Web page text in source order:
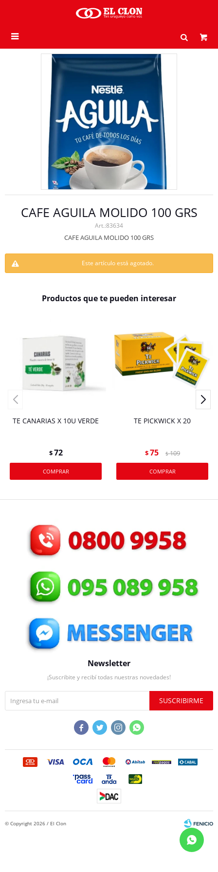

CAFE AGUILA MOLIDO 100 GRS
83634
CAFE AGUILA MOLIDO 100 GRS
Este artículo está agotado.
Productos que te pueden interesar
TE CANARIAS X 10U VERDE
$72
TE PICKWICK X 20
$75 $ 109
Newsletter
¡Suscribite y recibí todas nuestras novedades!
SUSCRIBIRME
   
© Copyright 2026 / El Clon